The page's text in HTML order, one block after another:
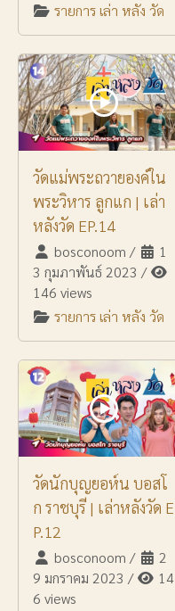
รายการ เล่า หลัง วัด
วัดแม่พระถวายองค์ใน
พระวิหาร ลูกแก | เล่า
หลังวัด EP.14
bosconoom /
1
3 กุมภาพันธ์ 2023 /
146 views
รายการ เล่า หลัง วัด
วัดนักบุญยอห์น บอสโ
ก ราชบุรี | เล่าหลังวัด E
P.12
bosconoom /
2
9 มกราคม 2023 /
14
6 views